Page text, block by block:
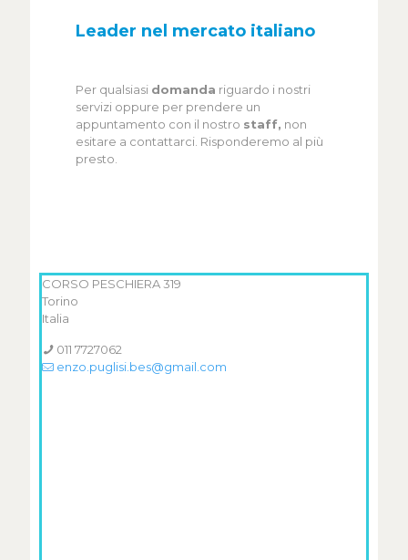
Leader nel mercato italiano
Per qualsiasi domanda riguardo i nostri
servizi oppure per prendere un
appuntamento con il nostro staff, non
esitare a contattarci. Risponderemo al più
presto.
CORSO PESCHIERA 319
Torino
Italia
011 7727062
enzo.puglisi.bes@gmail.com